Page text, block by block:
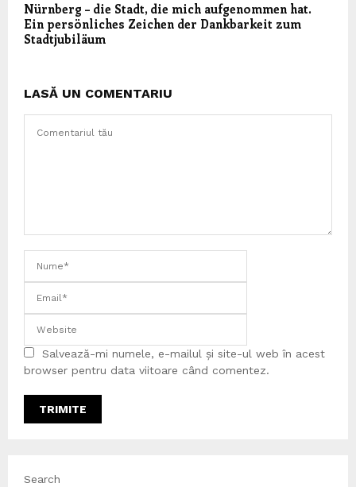
Nürnberg – die Stadt, die mich aufgenommen hat.
Ein persönliches Zeichen der Dankbarkeit zum
Stadtjubiläum
LASĂ UN COMENTARIU
Salvează-mi numele, e-mailul și site-ul web în acest
browser pentru data viitoare când comentez.
Search